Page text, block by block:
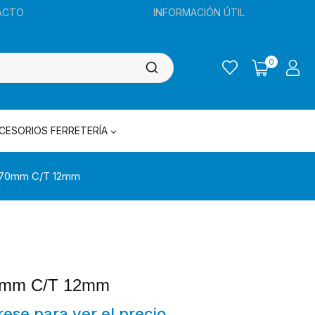
INFORMACIÓN ÚTIL
0
FERRETERÍA
C/T 12mm
C/T 12mm